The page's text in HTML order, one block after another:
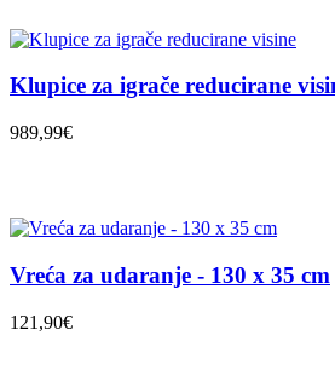
Klupice za igrače reducirane
989,99€
Vreća za udaranje - 130 x 35 cm
121,90€